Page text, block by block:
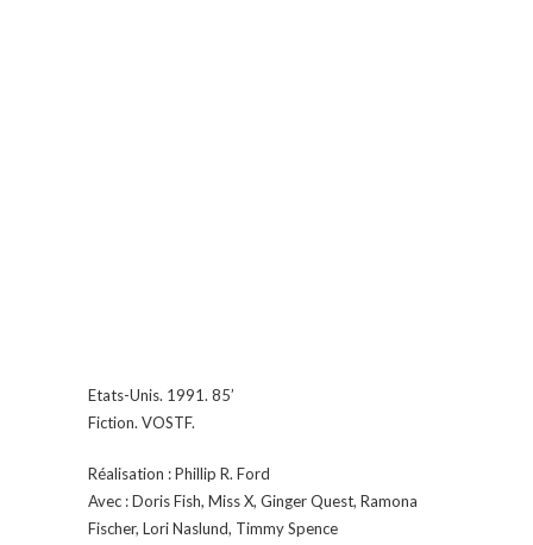
Etats-Unis. 1991. 85’
Fiction. VOSTF.
Réalisation : Phillip R. Ford
Avec : Doris Fish, Miss X, Ginger Quest, Ramona
Fischer, Lori Naslund, Timmy Spence